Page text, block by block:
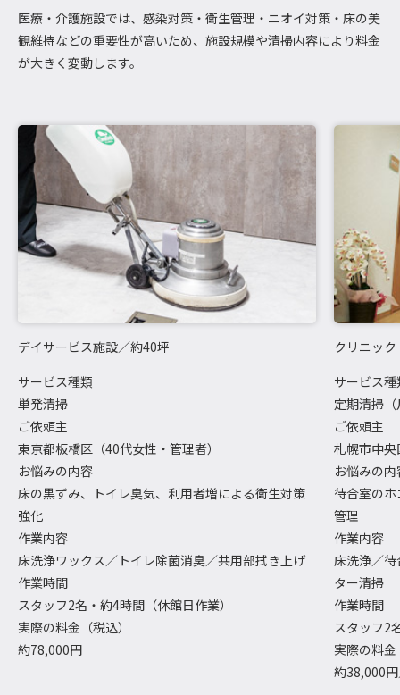
医療・介護施設では、感染対策・衛生管理・ニオイ対策・床の美
観維持などの重要性が高いため、施設規模や清掃内容により料金
が大きく変動します。
デイサービス施設／約40坪
サービス種類
単発清掃
ご依頼主
東京都板橋区（40代女性・管理者）
お悩みの内容
床の黒ずみ、トイレ臭気、利用者増による衛生対策
強化
作業内容
床洗浄ワックス／トイレ除菌消臭／共用部拭き上げ
作業時間
スタッフ2名・約4時間（休館日作業）
実際の料金（税込）
約78,000円
クリニッ
サービス種
定期清掃
ご依頼主
札幌市中
お悩みの内
待合室の
管理
作業内容
床洗浄／
ター清掃
作業時間
スタッフ2
実際の料
約38,000